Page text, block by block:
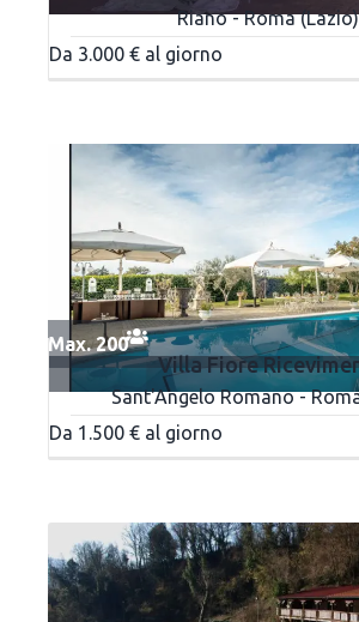
Riano - Roma (Lazio)
Da 3.000 € al giorno
Max. 200
Villa Fiore
Sant'Angelo Romano -
Da 1.500 € al giorno